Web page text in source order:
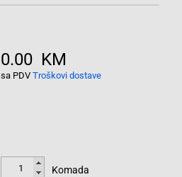
0.00 KM
sa PDV Troškovi dostave
Komada